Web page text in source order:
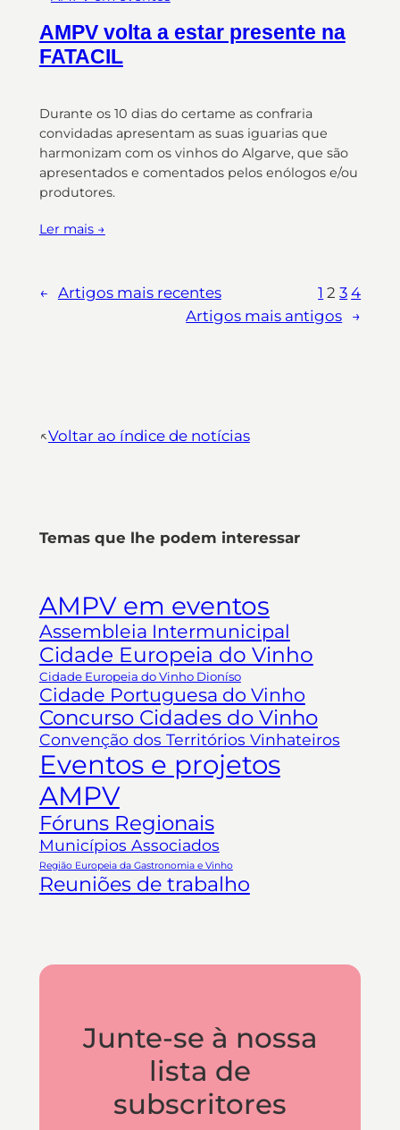
AMPV volta a estar presente na
FATACIL
Durante os 10 dias do certame as confraria
convidadas apresentam as suas iguarias que
harmonizam com os vinhos do Algarve, que são
apresentados e comentados pelos enólogos e/ou
produtores.
Ler mais →
← Artigos mais recentes 1 2 3 4
Artigos mais antigos →
↖︎Voltar ao índice de notícias
Temas que lhe podem interessar
AMPV em eventos
Assembleia Intermunicipal
Cidade Europeia do Vinho
Cidade Europeia do Vinho Dioníso
Cidade Portuguesa do Vinho
Concurso Cidades do Vinho
Convenção dos Territórios Vinhateiros
Eventos e projetos
AMPV
Fóruns Regionais
Municípios Associados
Região Europeia da Gastronomia e Vinho
Reuniões de trabalho
Junte-se à nossa
lista de
subscritores